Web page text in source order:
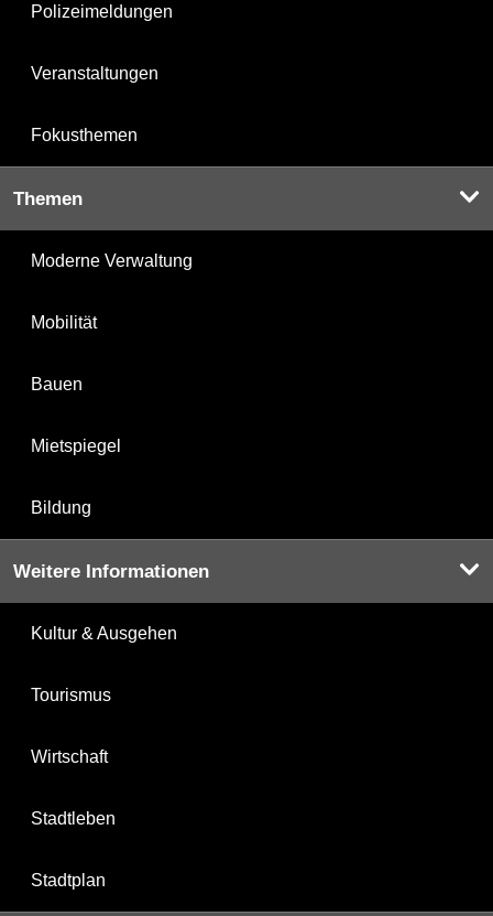
Polizeimeldungen
Veranstaltungen
Fokusthemen
Themen
Moderne Verwaltung
Mobilität
Bauen
Mietspiegel
Bildung
Weitere Informationen
Kultur & Ausgehen
Tourismus
Wirtschaft
Stadtleben
Stadtplan